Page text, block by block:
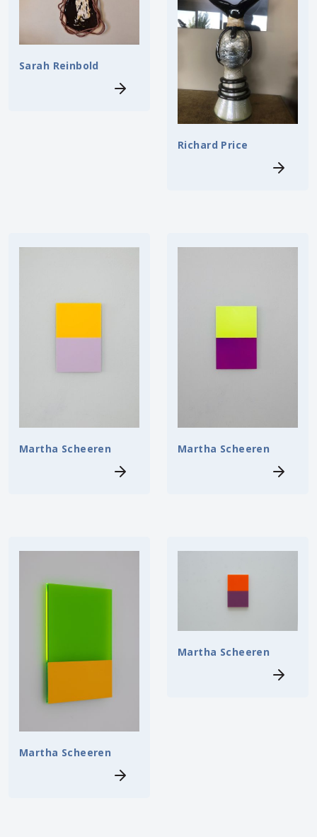
Sarah Reinbold
Richard Price
Martha Scheeren Martha Scheeren
Martha Scheeren
Martha Scheeren